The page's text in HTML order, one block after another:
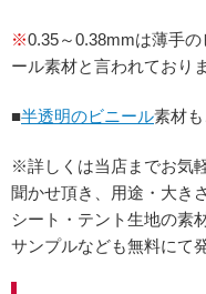
※0.35～0.38mmは薄手
ール素材と言われておりま
■半透明のビニール素材も
※詳しくは当店までお気
聞かせ頂き、用途・大き
シート・テント生地の素
サンプルなども無料にて